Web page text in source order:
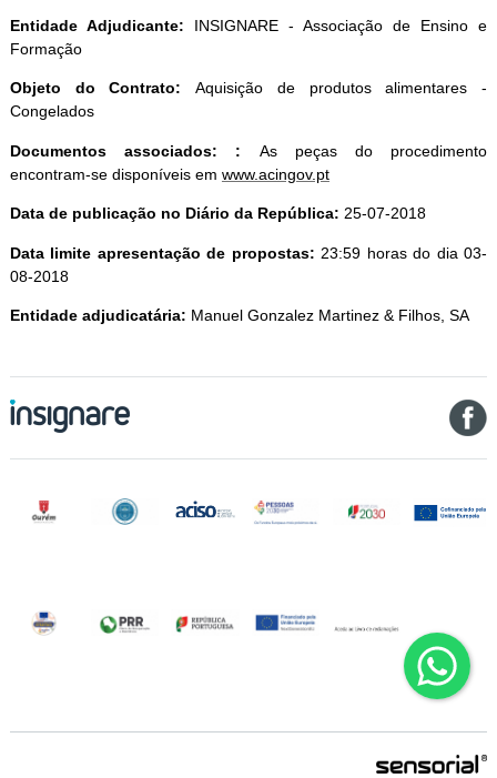
Entidade Adjudicante: INSIGNARE - Associação de Ensino e
Formação
Objeto do Contrato: Aquisição de produtos alimentares -
Congelados
Documentos associados: : As peças do procedimento
encontram-se disponíveis em www.acingov.pt
Data de publicação no Diário da República: 25-07-2018
Data limite apresentação de propostas: 23:59 horas do dia 03-
08-2018
Entidade adjudicatária: Manuel Gonzalez Martinez & Filhos, SA